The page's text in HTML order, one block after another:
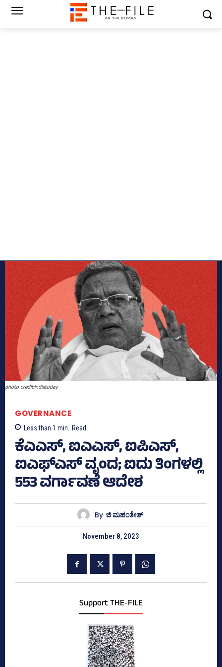
photo credit;indiatoday
GOVERNANCE
Less than 1 min. Read
ಕೆಎಎಸ್‌, ಐಎಎಸ್‌, ಐಪಿಎಸ್‌,
ಐಎಫ್ಎಸ್‌ ವೃಂದ; ಐದು ತಿಂಗಳಲ್ಲಿ
553 ವರ್ಗಾವಣೆ ಆದೇಶ
By ಜಿ ಮಹಂತೇಶ್
November 8, 2023
Support THE-FILE